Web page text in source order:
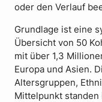
oder den Verlauf
Grundlage ist eine
Übersicht von 50
mit über 1,3
Europa und Asien.
Altersgruppen,
Mittelpunkt